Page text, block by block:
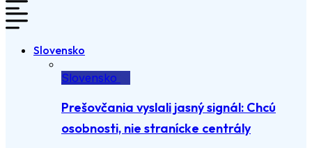
Slovensko
Slovensko
Prešovčania vyslali jasný signál: Chcú
osobnosti, nie stranícke centrály